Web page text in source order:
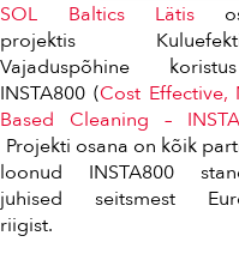
SOL Baltics Lätis
projektis
Vajaduspõhine
INSTA800 (Cost Effective,
Based Cleaning –
Projekti osana on kõik
loonud INSTA800
juhised seitsmest
riigist.